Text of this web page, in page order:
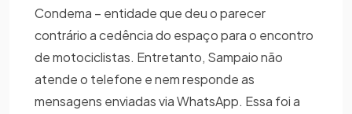
Condema – entidade que deu o parecer
contrário a cedência do espaço para o encontro
de motociclistas. Entretanto, Sampaio não
atende o telefone e nem responde as
mensagens enviadas via WhatsApp. Essa foi a